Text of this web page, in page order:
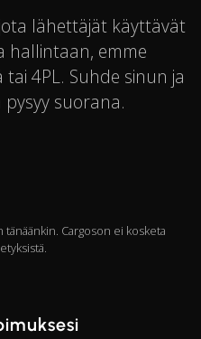
lähettäjät käyttävät
hallintaan, emme
4PL. Suhde sinun ja
pysyy suorana.
tänäänkin. Cargoson ei kosketa